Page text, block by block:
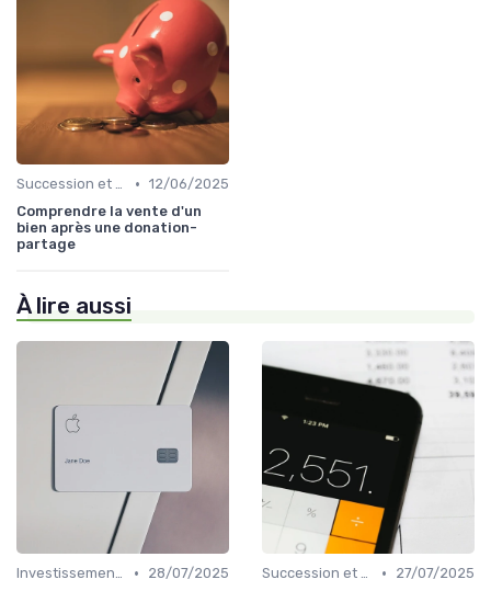
Succession et Transmission de Patrimoine • 12/06/2025
Comprendre la vente d'un
bien après une donation-
partage
À lire aussi
Investissement Immobilier •
28/07/2025
Succession et Transmission de Patrimoine •
27/07/2025